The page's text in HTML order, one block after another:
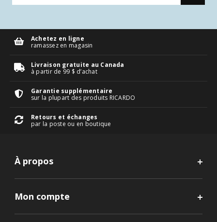
Achetez en ligne
ramassez en magasin
Livraison gratuite au Canada
à partir de 99 $ d’achat
Garantie supplémentaire
sur la plupart des produits RICARDO
Retours et échanges
par la poste ou en boutique
À propos
Mon compte